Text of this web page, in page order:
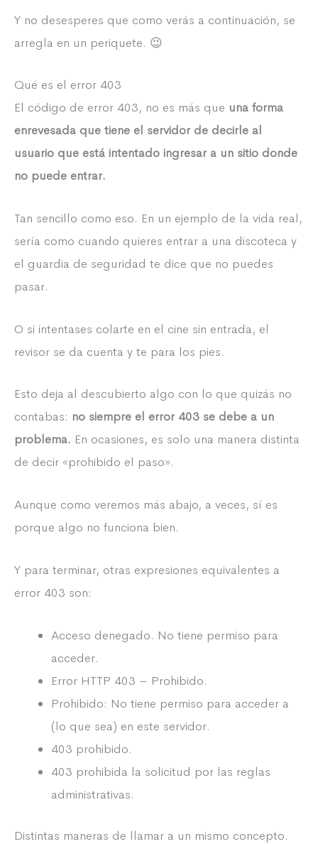
Y no desesperes que como verás a continuación, se
arregla en un periquete. 😉
Qué es el error 403
El código de error 403, no es más que una forma
enrevesada que tiene el servidor de decirle al
usuario que está intentado ingresar a un sitio donde
no puede entrar.
Tan sencillo como eso. En un ejemplo de la vida real,
sería como cuando quieres entrar a una discoteca y
el guardia de seguridad te dice que no puedes
pasar.
O si intentases colarte en el cine sin entrada, el
revisor se da cuenta y te para los pies.
Esto deja al descubierto algo con lo que quizás no
contabas: no siempre el error 403 se debe a un
problema. En ocasiones, es solo una manera distinta
de decir «prohibido el paso».
Aunque como veremos más abajo, a veces, sí es
porque algo no funciona bien.
Y para terminar, otras expresiones equivalentes a
error 403 son:
Acceso denegado. No tiene permiso para
acceder.
Error HTTP 403 – Prohibido.
Prohibido: No tiene permiso para acceder a
(lo que sea) en este servidor.
403 prohibido.
403 prohibida la solicitud por las reglas
administrativas.
Distintas maneras de llamar a un mismo concepto.